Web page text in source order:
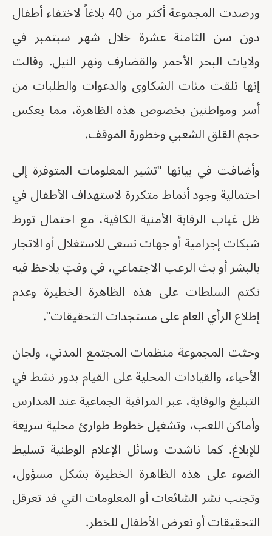
ورصدت المجموعة أكثر من 40 بلاغاً لاختفاء أطفال
دون سن الثامنة عشرة خلال شهر سبتمبر في
ولايات البحر الأحمر والقضارف ونهر النيل. وقالت
إنها تلقت مئات الشكاوى والدعوات والطلبات من
أسر ومواطنين بخصوص هذه الظاهرة، مما يعكس
حجم القلق الشعبي وخطورة الموقف.
وأضافت في بيانها "تشير المعلومات المتوفرة إلى
احتمالية وجود أنماط متكررة لاستهداف الأطفال في
ظل غياب الرقابة الأمنية الكافية، مع احتمال تورط
شبكات إجرامية أو جهات تسعى للاستغلال أو الاتجار
بالبشر أو بث الرعب الاجتماعي، في وقتٍ يلاحظ فيه
تكتم السلطات على هذه الظاهرة الخطيرة وعدم
إطلاع الرأي العام على مستجدات التحقيقات".
وحثت المجموعة منظمات المجتمع المدني، ولجان
الأحياء، والقيادات المحلية على القيام بدور نشط في
التبليغ والوقاية، عبر المراقبة الجماعية عند المدارس
وأماكن اللعب، وتشغيل خطوط طوارئ محلية سريعة
للإبلاغ. كما ناشدت وسائل الإعلام الوطنية تسليط
الضوء على هذه الظاهرة الخطيرة بشكل مسؤول،
وتجنب نشر الشائعات أو المعلومات التي قد تعرقل
التحقيقات أو تعرض الأطفال للخطر.